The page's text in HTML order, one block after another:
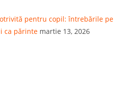
pentru copil: întrebările pe
ca părinte martie 13, 2026